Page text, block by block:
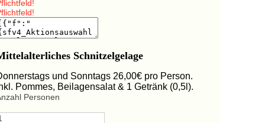
Schnitzelgelage
und Sonntags 26,00€ pro Person.
Pommes, Beilagensalat & 1 Getränk (0,5l).
Personen